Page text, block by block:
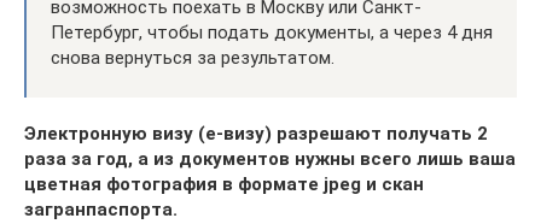
возможность поехать в Москву или Санкт-
Петербург, чтобы подать документы, а через 4 дня
снова вернуться за результатом.
Электронную визу (е-визу) разрешают получать 2
раза за год, а из документов нужны всего лишь ваша
цветная фотография в формате jpeg и скан
загранпаспорта.